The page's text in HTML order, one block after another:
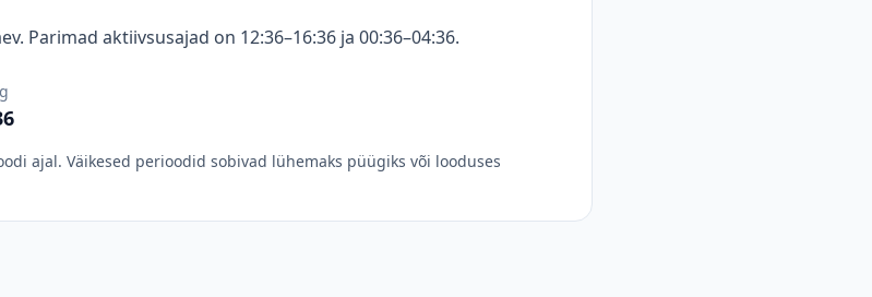
Parimad aktiivsusajad on 12:36–16:36 ja 00:36–04:36.
ajal. Väikesed perioodid sobivad lühemaks püügiks või looduses